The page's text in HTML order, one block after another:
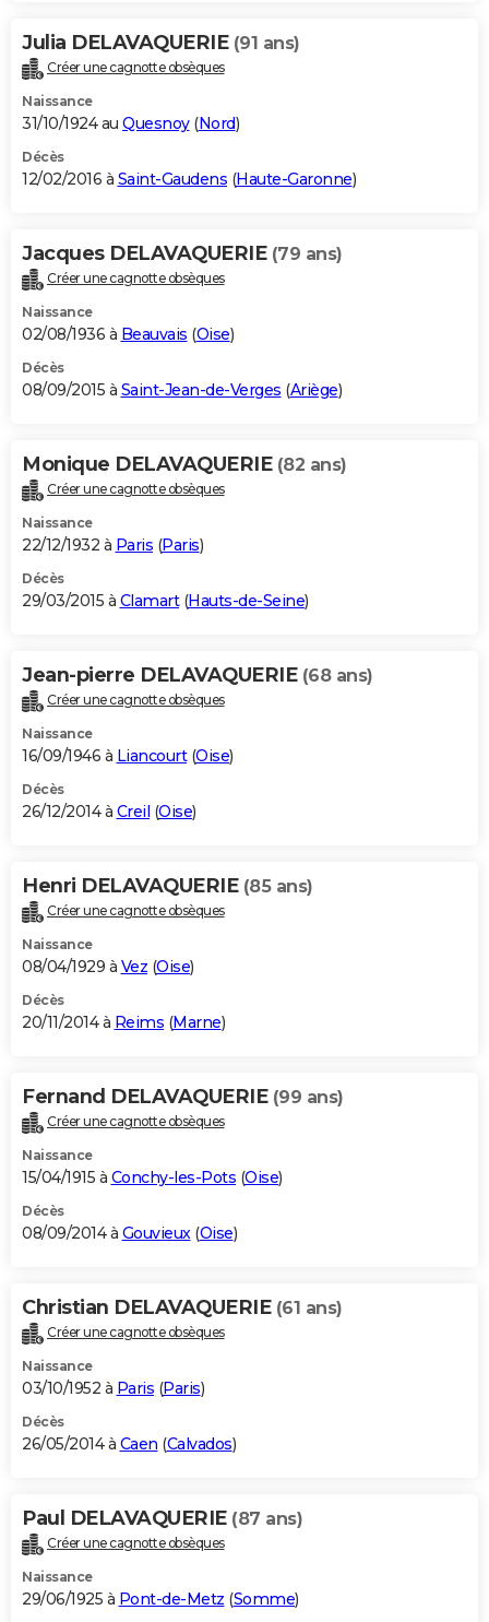
Julia DELAVAQUERIE (91 ans)
Créer une cagnotte obsèques
Naissance
31/10/1924 au Quesnoy(Nord)
Décès
12/02/2016 à Saint-Gaudens (Haute-Garonne)
Jacques DELAVAQUERIE (79 ans)
Créer une cagnotte obsèques
Naissance
02/08/1936 à Beauvais (Oise)
Décès
08/09/2015 à Saint-Jean-de-Verges (Ariège)
Monique DELAVAQUERIE (82 ans)
Créer une cagnotte obsèques
Naissance
22/12/1932 à Paris (Paris)
Décès
29/03/2015 à Clamart(Hauts-de-Seine)
Jean-pierre DELAVAQUERIE (68 ans)
Créer une cagnotte obsèques
Naissance
16/09/1946 à Liancourt(Oise)
Décès
26/12/2014 à Creil (Oise)
Henri DELAVAQUERIE (85 ans)
Créer une cagnotte obsèques
Naissance
08/04/1929 à Vez (Oise)
Décès
20/11/2014 à Reims (Marne)
Fernand DELAVAQUERIE (99 ans)
Créer une cagnotte obsèques
Naissance
15/04/1915 à Conchy-les-Pots (Oise)
Décès
08/09/2014 à Gouvieux(Oise)
Christian DELAVAQUERIE (61 ans)
Créer une cagnotte obsèques
Naissance
03/10/1952 à Paris (Paris)
Décès
26/05/2014 à Caen (Calvados)
Paul DELAVAQUERIE (87 ans)
Créer une cagnotte obsèques
Naissance
29/06/1925 à Pont-de-Metz (Somme)